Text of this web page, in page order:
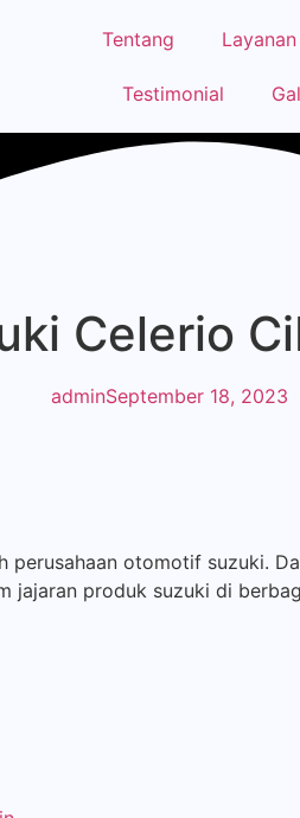
Tentang Layanan
Testimonial
Celerio
adminSeptember 18, 2023
otomotif suzuki.
jajaran produk suzuki di